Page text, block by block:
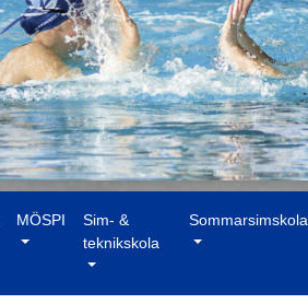
MÖSPI
Sim- &
teknikskola
Sommarsimskola